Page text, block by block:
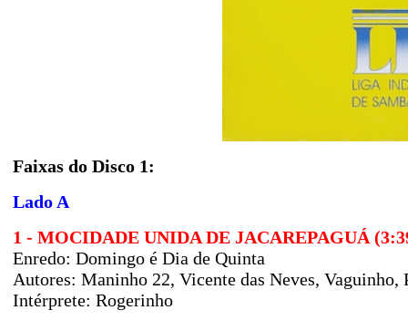
Faixas do Disco 1:
Lado A
1 - MOCIDADE UNIDA DE JACAREPAGUÁ
Enredo: Domingo é Dia de Quinta
Autores: Maninho 22, Vicente das Neves, Vaguinho,
Intérprete: Rogerinho